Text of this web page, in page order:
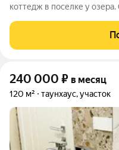
коттедж в поселке у
Алешкино-2 в Клинском
Новорижскому,
240 000 ₽ в месяц
120 м² таунхаус, участок